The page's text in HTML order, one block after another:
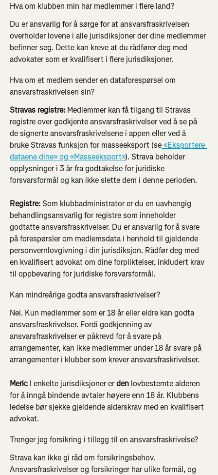
Hva om klubben min har medlemmer i flere land?
Du er ansvarlig for å sørge for at ansvarsfraskrivelsen
overholder lovene i alle jurisdiksjoner der dine medlemmer
befinner seg. Dette kan kreve at du rådfører deg med
advokater som er kvalifisert i flere jurisdiksjoner.
Hva om et medlem sender en dataforespørsel om
ansvarsfraskrivelsen sin?
Stravas registre: Medlemmer kan få tilgang til Stravas
registre over godkjente ansvarsfraskrivelser ved å se på
de signerte ansvarsfraskrivelsene i appen eller ved å
bruke Stravas funksjon for masseeksport (se «Eksportere
dataene dine» og «Masseeksport»). Strava beholder
opplysninger i 3 år fra godtakelse for juridiske
forsvarsformål og kan ikke slette dem i denne perioden.
Registre: Som klubbadministrator er du en uavhengig
behandlingsansvarlig for registre som inneholder
godtatte ansvarsfraskrivelser. Du er ansvarlig for å svare
på forespørsler om medlemsdata i henhold til gjeldende
personvernlovgivning i din jurisdiksjon. Rådfør deg med
en kvalifisert advokat om dine forpliktelser, inkludert krav
til oppbevaring for juridiske forsvarsformål.
Kan mindreårige godta ansvarsfraskrivelser?
Nei. Kun medlemmer som er 18 år eller eldre kan godta
ansvarsfraskrivelser. Fordi godkjenning av
ansvarsfraskrivelser er påkrevd for å svare på
arrangementer, kan ikke medlemmer under 18 år svare på
arrangementer i klubber som krever ansvarsfraskrivelser.
Merk: I enkelte jurisdiksjoner er den lovbestemte alderen
for å inngå bindende avtaler høyere enn 18 år. Klubbens
ledelse bør sjekke gjeldende alderskrav med en kvalifisert
advokat.
Trenger jeg forsikring i tillegg til en ansvarsfraskrivelse?
Strava kan ikke gi råd om forsikringsbehov.
Ansvarsfraskrivelser og forsikringer har ulike formål, og